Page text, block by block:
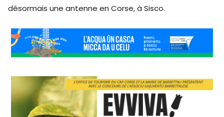
désormais une antenne en Corse, à Sisco.